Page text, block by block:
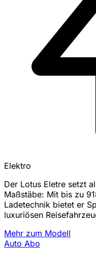
Elektro
Der Lotus Eletre setzt
Maßstäbe: Mit bis zu
Ladetechnik bietet er
luxuriösen
Mehr zum Modell
Auto Abo